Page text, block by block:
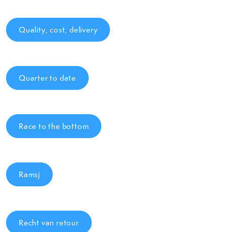
Quality, cost, delivery
Quarter to date
Race to the bottom
Ramsj
Recht van retour